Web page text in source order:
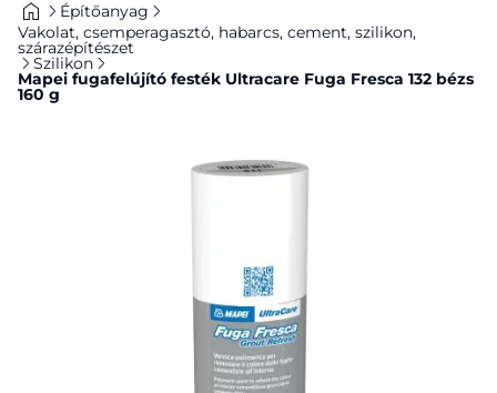
Építőanyag
Vakolat, csemperagasztó, habarcs, cement, szilikon,
szárazépítészet
Szilikon
Mapei fugafelújító festék Ultracare Fuga Fresca 132 bézs
160 g